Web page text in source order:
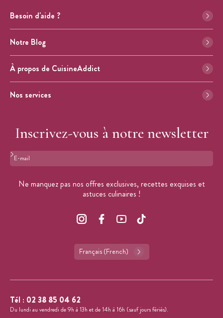
Besoin d'aide ?
Notre Blog
À propos de CuisineAddict
Nos services
Inscrivez-vous à notre newsletter
Format : adresse@email.com
Ne manquez pas nos offres exclusives, recettes exquises et
astuces culinaires !
Français (French)
Tél : 02 38 85 04 62
Du lundi au vendredi de 9h à 13h et de 14h à 16h (sauf jours fériés).